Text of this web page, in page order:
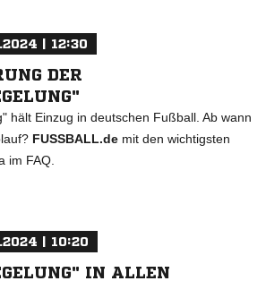
| 12:30
DER
hält Einzug in deutschen Fußball. Ab wann
FUSSBALL.de mit den wichtigsten
im FAQ.
| 10:20
IN ALLEN